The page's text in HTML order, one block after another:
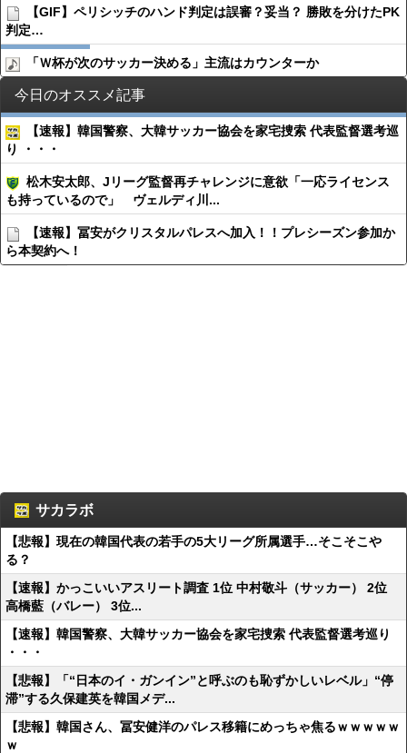
【GIF】ペリシッチのハンド判定は誤審？妥当？ 勝敗を分けたPK
判定…
「Ｗ杯が次のサッカー決める」主流はカウンターか
今日のオススメ記事
【速報】韓国警察、大韓サッカー協会を家宅捜索 代表監督選考巡
り ・・・
松木安太郎、Jリーグ監督再チャレンジに意欲「一応ライセンス
も持っているので」 ヴェルディ川...
【速報】冨安がクリスタルパレスへ加入！！プレシーズン参加か
ら本契約へ！
サカラボ
【悲報】現在の韓国代表の若手の5大リーグ所属選手…そこそこや
る？
【速報】かっこいいアスリート調査 1位 中村敬斗（サッカー） 2位
高橋藍（バレー） 3位...
【速報】韓国警察、大韓サッカー協会を家宅捜索 代表監督選考巡り
・・・
【悲報】「“日本のイ・ガンイン”と呼ぶのも恥ずかしいレベル」“停
滞”する久保建英を韓国メデ...
【悲報】韓国さん、冨安健洋のパレス移籍にめっちゃ焦るｗｗｗｗｗ
ｗ